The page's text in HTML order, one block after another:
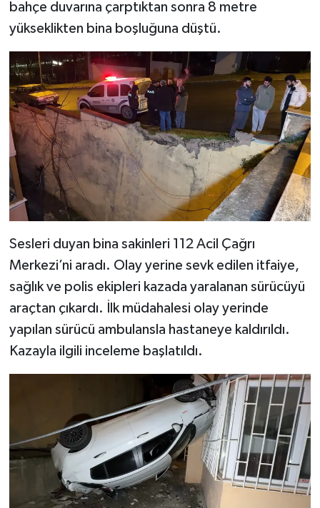
bahçe duvarına çarptıktan sonra 8 metre
yükseklikten bina boşluğuna düştü.
Sesleri duyan bina sakinleri 112 Acil Çağrı
Merkezi’ni aradı. Olay yerine sevk edilen itfaiye,
sağlık ve polis ekipleri kazada yaralanan sürücüyü
araçtan çıkardı. İlk müdahalesi olay yerinde
yapılan sürücü ambulansla hastaneye kaldırıldı.
Kazayla ilgili inceleme başlatıldı.